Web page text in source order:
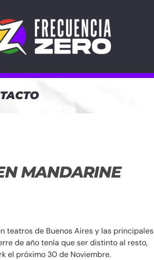
MANDARINE
teatros de Buenos Aires y las principales
de año tenía que ser distinto al resto,
el próximo 30 de Noviembre.